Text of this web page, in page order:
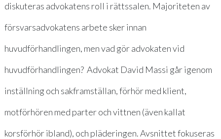
diskuteras advokatens roll i rättssalen. Majoriteten av
försvarsadvokatens arbete sker innan
huvudförhandlingen, men vad gör advokaten vid
huvudförhandlingen? Advokat David Massi går igenom
inställning och sakframställan, förhör med klient,
motförhören med parter och vittnen (även kallat
korsförhör ibland), och pläderingen. Avsnittet fokuseras